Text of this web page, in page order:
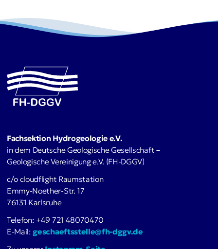
Fachsektion Hydrogeologie e.V.
in dem Deutsche Geologische Gesellschaft –
Geologische Vereinigung e.V. (FH-DGGV)
c/o cloudflight Raumstation
Emmy-Noether-Str. 17
76131 Karlsruhe
Telefon: +49 721 48070470
E-Mail: geschaeftsstelle@fh-dggv.de